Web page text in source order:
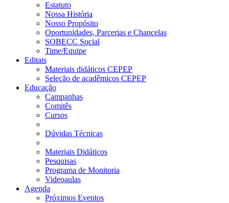
Estatuto
Nossa História
Nosso Propósito
Oportunidades, Parcerias e Chancelas
SOBECC Social
Time/Equipe
Editais
Materiais didáticos CEPEP
Seleção de acadêmicos CEPEP
Educação
Campanhas
Comitês
Cursos
Dúvidas Técnicas
Materiais Didáticos
Pesquisas
Programa de Monitoria
Videoaulas
Agenda
Próximos Eventos